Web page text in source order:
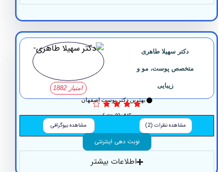
دکتر سهیلا طاهری
متخصص پوست، مو و
بهترین دکتر پوست اصفهان
4/5 (3 نظر)
مشاهده نظرات (2) مشاهده بیوگرافی
نوبت دهی اینترنتی
اطلاعات بیشتر